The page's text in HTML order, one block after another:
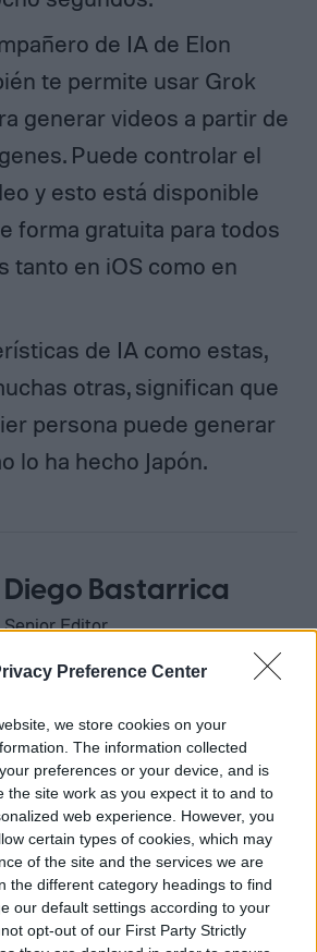
Preference Center
we store cookies on your
The information collected
preferences or your device, and is
the site work as you expect it to and to
web experience. However, you
certain types of cookies, which may
of the site and the services we are
the different category headings to find
our default settings according to your
opt-out of our First Party Strictly
de IA de Elon
te permite usar Grok
generar videos a partir de
Puede controlar el
y esto está disponible
forma gratuita para todos
tanto en iOS como en
de IA como estas,
otras, significan que
persona puede generar
lo ha hecho Japón.
Diego Bastarrica
Senior Editor
es Senior Editor y Head of
Trends en Español,
estrategia editorial, SEO…